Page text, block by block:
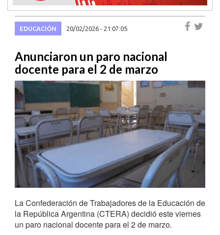
EDUCACIÓN 20/02/2026 - 21:07:05
Anunciaron un paro nacional
docente para el 2 de marzo
La Confederación de Trabajadores de la Educación de
la República Argentina (CTERA) decidió este viernes
un paro nacional docente para el 2 de marzo.